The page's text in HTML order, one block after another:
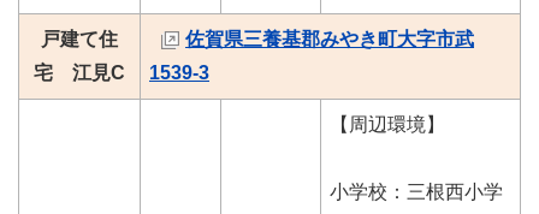
戸建て住
宅 江見C
佐賀県三養基郡みやき町大字市武
1539-3
【周辺環境】
小学校：三根西小学